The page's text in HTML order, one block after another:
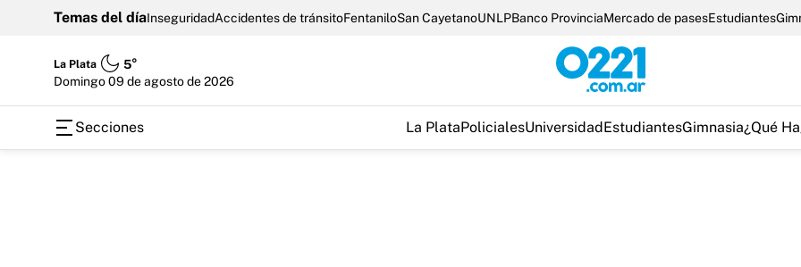
Temas del díaInseguridadAccidentes de tránsitoFentaniloSan CayetanoUNLPBanco ProvinciaMercado de pasesEstudiantes
La Plata
5°
domingo 09 de agosto de 2026
Secciones La PlataPolicialesUniversidadEstudiantesGimnasia¿Qué